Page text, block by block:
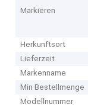
Markieren
Herkunftsort
Lieferzeit
Markenname
Min Bestellmenge
Modellnummer